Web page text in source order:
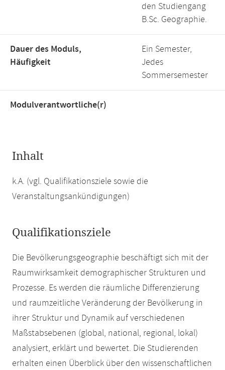
den Studiengang
B.Sc. Geographie.
Dauer des Moduls,
Häufigkeit
Ein Semester,
Jedes
Sommersemester
Modulverantwortliche(r)
Inhalt
k.A. (vgl. Qualifikationsziele sowie die
Veranstaltungsankündigungen)
Qualifikationsziele
Die Bevölkerungsgeographie beschäftigt sich mit der
Raumwirksamkeit demographischer Strukturen und
Prozesse. Es werden die räumliche Differenzierung
und raumzeitliche Veränderung der Bevölkerung in
ihrer Struktur und Dynamik auf verschiedenen
Maßstabsebenen (global, national, regional, lokal)
analysiert, erklärt und bewertet. Die Studierenden
erhalten einen Überblick über den wissenschaftlichen